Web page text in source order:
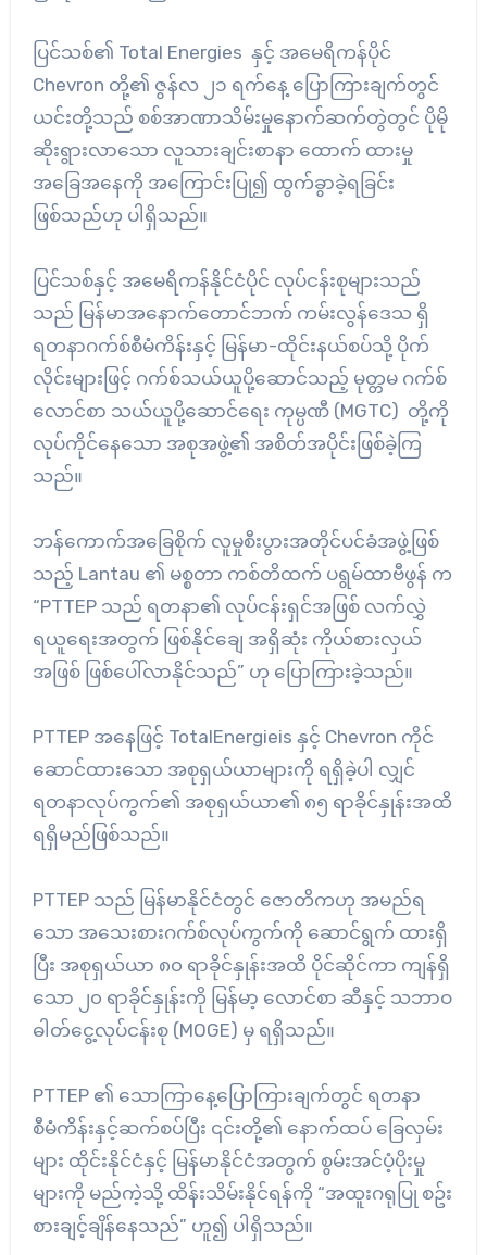
ပြင်သစ်၏ Total Energies နှင့် အမေရိကန်ပိုင်
Chevron တို့၏ ဇွန်လ ၂၁ ရက်နေ့ ပြောကြားချက်တွင်
ယင်းတို့သည် စစ်အာဏာသိမ်းမှုနောက်ဆက်တွဲတွင် ပိုမို
ဆိုးရွားလာသော လူသားချင်းစာနာ ထောက် ထားမှု
အခြေအနေကို အကြောင်းပြု၍ ထွက်ခွာခဲ့ရခြင်း
ဖြစ်သည်ဟု ပါရှိသည်။
ပြင်သစ်နှင့် အမေရိကန်နိုင်ငံပိုင် လုပ်ငန်းစုများသည်
သည် မြန်မာအနောက်တောင်ဘက် ကမ်းလွန်ဒေသ ရှိ
ရတနာဂက်စ်စီမံကိန်းနှင့် မြန်မာ-ထိုင်းနယ်စပ်သို့ ပိုက်
လိုင်းများဖြင့် ဂက်စ်သယ်ယူပို့ဆောင်သည့် မုတ္တမ ဂက်စ်
လောင်စာ သယ်ယူပို့ဆောင်‌ရေး ကုမ္ပဏီ (MGTC) တို့ကို
လုပ်ကိုင်နေသော အစုအဖွဲ့၏ အစိတ်အပိုင်းဖြစ်ခဲ့ကြ
သည်။
ဘန်ကောက်အခြေစိုက် လူမှုစီးပွားအတိုင်ပင်ခံအဖွဲ့ဖြစ်
သည့် Lantau ၏ မစ္စတာ ကစ်တိထက် ပရွမ်ထာဗီဖွန် က
“PTTEP သည် ရတနာ၏ လုပ်ငန်းရှင်အဖြစ် လက်လွှဲ
ရယူရေးအတွက် ဖြစ်နိုင်ချေ အရှိဆုံး ကိုယ်စားလှယ်
အဖြစ် ဖြစ်ပေါ်လာနိုင်သည်” ဟု ပြောကြားခဲ့သည်။
PTTEP အနေဖြင့် TotalEnergieis နှင့် Chevron ကိုင်
ဆောင်ထားသော အစုရှယ်ယာများကို ရရှိခဲ့ပါ လျှင်
ရတနာလုပ်ကွက်၏ အစုရှယ်ယာ၏ ၈၅ ရာခိုင်နှုန်းအထိ
ရရှိမည်ဖြစ်သည်။
PTTEP သည် မြန်မာနိုင်ငံတွင် ဇောတိကဟု အမည်ရ
သော အသေးစားဂက်စ်လုပ်ကွက်ကို ဆောင်ရွက် ထားရှိ
ပြီး အစုရှယ်ယာ ၈၀ ရာခိုင်နှုန်းအထိ ပိုင်ဆိုင်ကာ ကျန်ရှိ
သော ၂၀ ရာခိုင်နှုန်းကို မြန်မာ့ လောင်စာ ဆီနှင့် သဘာဝ
ဓါတ်ငွေ့လုပ်ငန်းစု (MOGE) မှ ရရှိသည်။
PTTEP ၏ သောကြာ‌နေ့ပြောကြားချက်တွင် ရတနာ
စီမံကိန်းနှင့်ဆက်စပ်ပြီး ၎င်းတို့၏ နောက်ထပ် ခြေလှမ်း
များ ထိုင်းနိုင်ငံနှင့် မြန်မာနိုင်ငံအတွက် စွမ်းအင်ပံ့ပိုးမှု
များကို မည်ကဲ့သို့ ထိန်းသိမ်းနိုင်ရန်ကို “အထူးဂရုပြု စဥ်း
စားချင့်ချိန်နေသည်” ဟူ၍ ပါရှိသည်။